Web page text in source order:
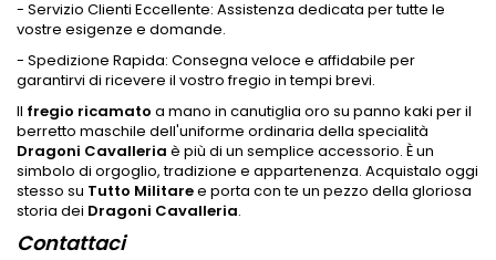
- Servizio Clienti Eccellente: Assistenza dedicata per tutte le
vostre esigenze e domande.
- Spedizione Rapida: Consegna veloce e affidabile per
garantirvi di ricevere il vostro fregio in tempi brevi.
Il fregio ricamato a mano in canutiglia oro su panno kaki per il
berretto maschile dell'uniforme ordinaria della specialità
Dragoni Cavalleria è più di un semplice accessorio. È un
simbolo di orgoglio, tradizione e appartenenza. Acquistalo oggi
stesso su Tutto Militaree porta con te un pezzo della gloriosa
storia dei Dragoni Cavalleria.
Contattaci